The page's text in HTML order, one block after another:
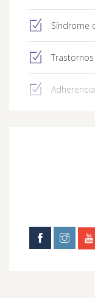
Síndrome
Molusco